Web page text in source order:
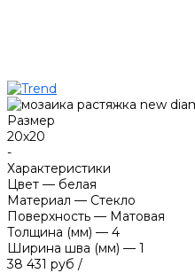
Размер
20х20
-
Характеристики
Цвет — белая
Материал — Стекло
Поверхность — Матовая
Толщина (мм) — 4
Ширина шва (мм) — 1
38 431 руб /